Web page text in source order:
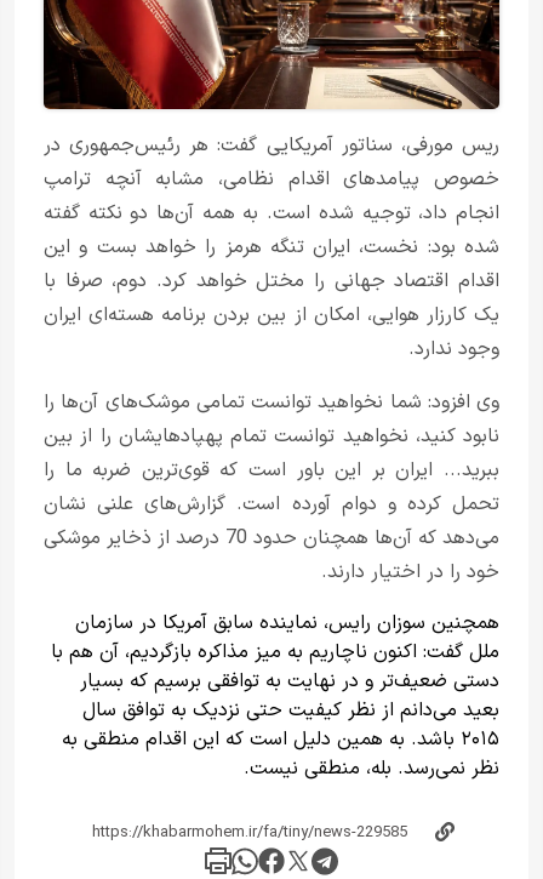
ریس مورفی، سناتور آمریکایی گفت: هر رئیس‌جمهوری در
خصوص پیامدهای اقدام نظامی، مشابه آنچه ترامپ
انجام داد، توجیه شده است. به همه آن‌ها دو نکته گفته
شده بود: نخست، ایران تنگه هرمز را خواهد بست و این
اقدام اقتصاد جهانی را مختل خواهد کرد. دوم، صرفا با
یک کارزار هوایی، امکان از بین بردن برنامه هسته‌ای ایران
وجود ندارد.
وی افزود: شما نخواهید توانست تمامی موشک‌های آن‌ها را
نابود کنید، نخواهید توانست تمام پهپادهایشان را از بین
ببرید... ایران بر این باور است که قوی‌ترین ضربه ما را
تحمل کرده و دوام آورده است. گزارش‌های علنی نشان
می‌دهد که آن‌ها همچنان حدود 70 درصد از ذخایر موشکی
خود را در اختیار دارند.
همچنین سوزان رایس، نماینده سابق آمریکا در سازمان
ملل گفت: اکنون ناچاریم به میز مذاکره بازگردیم، آن هم با
دستی ضعیف‌تر و در نهایت به توافقی برسیم که بسیار
بعید می‌دانم از نظر کیفیت حتی نزدیک به توافق سال
۲۰۱۵ باشد. به همین دلیل است که این اقدام منطقی به
نظر نمی‌رسد. بله، منطقی نیست.